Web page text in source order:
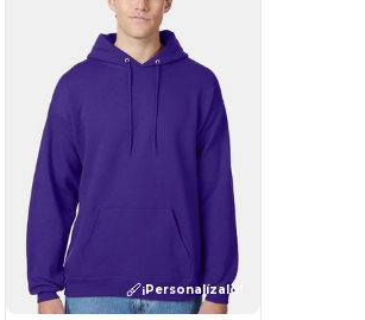
¡Personalízalo!